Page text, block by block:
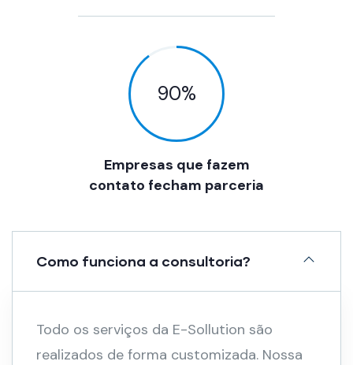
90%
Empresas que fazem
contato fecham parceria
Como funciona a consultoria?
Todo os serviços da E-Sollution são
realizados de forma customizada. Nossa